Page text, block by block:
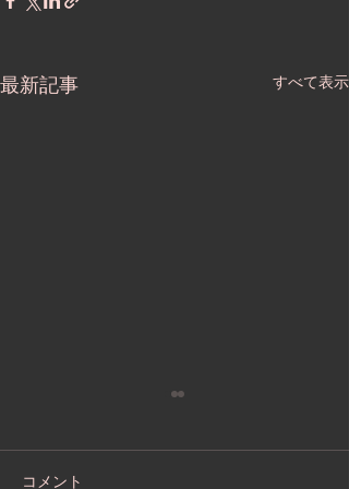
最新記事 すべて表示
コメント